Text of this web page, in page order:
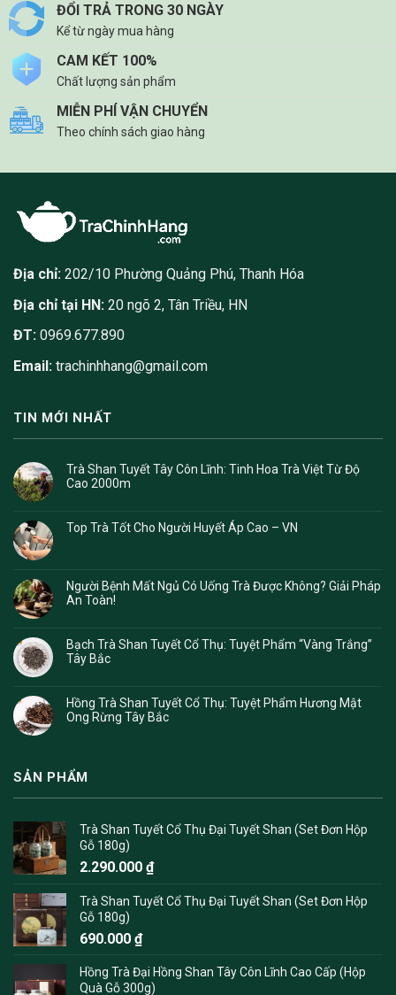
ĐỔI TRẢ TRONG 30 NGÀY
Kể từ ngày mua hàng
CAM KẾT 100%
Chất lượng sản phẩm
MIỄN PHÍ VẬN CHUYỂN
Theo chính sách giao hàng
Địa chỉ: 202/10 Phường Quảng Phú, Thanh Hóa
Địa chỉ tại HN: 20 ngõ 2, Tân Triều, HN
ĐT: 0969.677.890
Email: trachinhhang@gmail.com
TIN MỚI NHẤT
Trà Shan Tuyết Tây Côn Lĩnh: Tinh Hoa Trà Việt Từ Độ
Cao 2000m
Top Trà Tốt Cho Người Huyết Áp Cao – VN
Người Bệnh Mất Ngủ Có Uống Trà Được Không? Giải Pháp
An Toàn!
Bạch Trà Shan Tuyết Cổ Thụ: Tuyệt Phẩm “Vàng Trắng”
Tây Bắc
Hồng Trà Shan Tuyết Cổ Thụ: Tuyệt Phẩm Hương Mật
Ong Rừng Tây Bắc
SẢN PHẨM
Trà Shan Tuyết Cổ Thụ Đại Tuyết Shan (Set Đơn Hộp
Gỗ 180g)
2.290.000 ₫
Trà Shan Tuyết Cổ Thụ Đại Tuyết Shan (Set Đơn Hộp
Gỗ 180g)
690.000 ₫
Hồng Trà Đại Hồng Shan Tây Côn Lĩnh Cao Cấp (Hộp
Quà Gỗ 300g)